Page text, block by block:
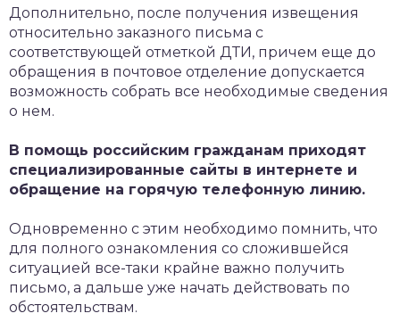
Дополнительно, после получения извещения
относительно заказного письма с
соответствующей отметкой ДТИ, причем еще до
обращения в почтовое отделение допускается
возможность собрать все необходимые сведения
о нем.
В помощь российским гражданам приходят
специализированные сайты в интернете и
обращение на горячую телефонную линию.
Одновременно с этим необходимо помнить, что
для полного ознакомления со сложившейся
ситуацией все-таки крайне важно получить
письмо, а дальше уже начать действовать по
обстоятельствам.